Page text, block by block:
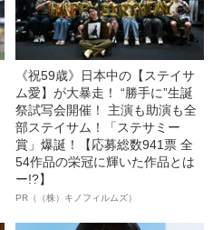
《祝59歳》日本中の【ステイサ
ム愛】が大暴走！ “勝手に”生誕
祭試写会開催！ 主演も助演も全
部ステイサム！「ステサミー
賞」爆誕！【応募総数941票 全
54作品の栄冠に輝いた作品とは
ー!?】
PR（（株）キノフィルムズ）